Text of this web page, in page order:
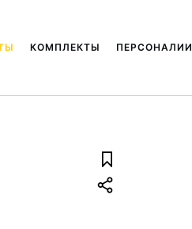
КОМПЛЕКТЫ ПЕРСОНАЛИИ